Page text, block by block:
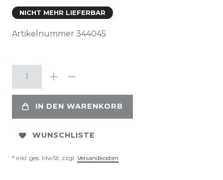
NICHT MEHR LIEFERBAR
Artikelnummer 344045
IN DEN WARENKORB
WUNSCHLISTE
* inkl. ges. MwSt. zzgl. Versandkosten